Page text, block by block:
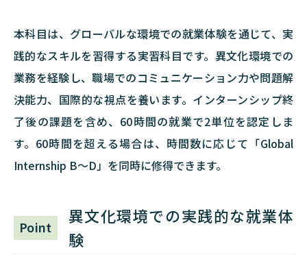
本科目は、グローバルな環境での就業体験を通じて、実
践的なスキルを習得する実習科目です。異文化環境での
業務を経験し、職場でのコミュニケーション力や問題解
決能力、国際的な視点を養います。インターンシップ終
了後の課題を含め、60時間の就業で2単位を認定しま
す。60時間を超える場合は、時間数に応じて「Global
Internship B～D」を同時に修得できます。
Point
異文化環境での実践的な就業体
験